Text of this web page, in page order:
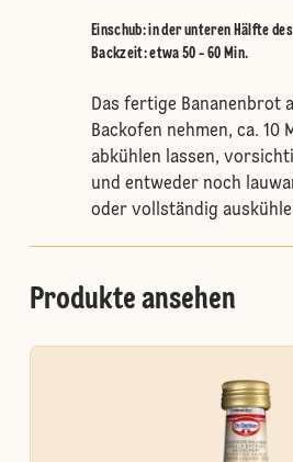
Einschub:in der unteren Hälfte
Backzeit: etwa 50 - 60 Min.
Das fertige Bananenbrot
Backofen nehmen, ca. 10
abkühlen lassen,
und entweder noch
oder vollständig
Produkte ansehen